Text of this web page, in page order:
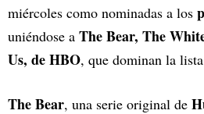
miércoles como nominadas a los
uniéndose a The Bear, The
Us, de HBO, que dominan la
The Bear, una serie original de